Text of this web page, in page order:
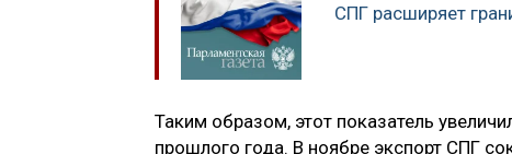
СПГ расширяет
Таким образом, этот показатель
прошлого года. В ноябре экспорт СПГ